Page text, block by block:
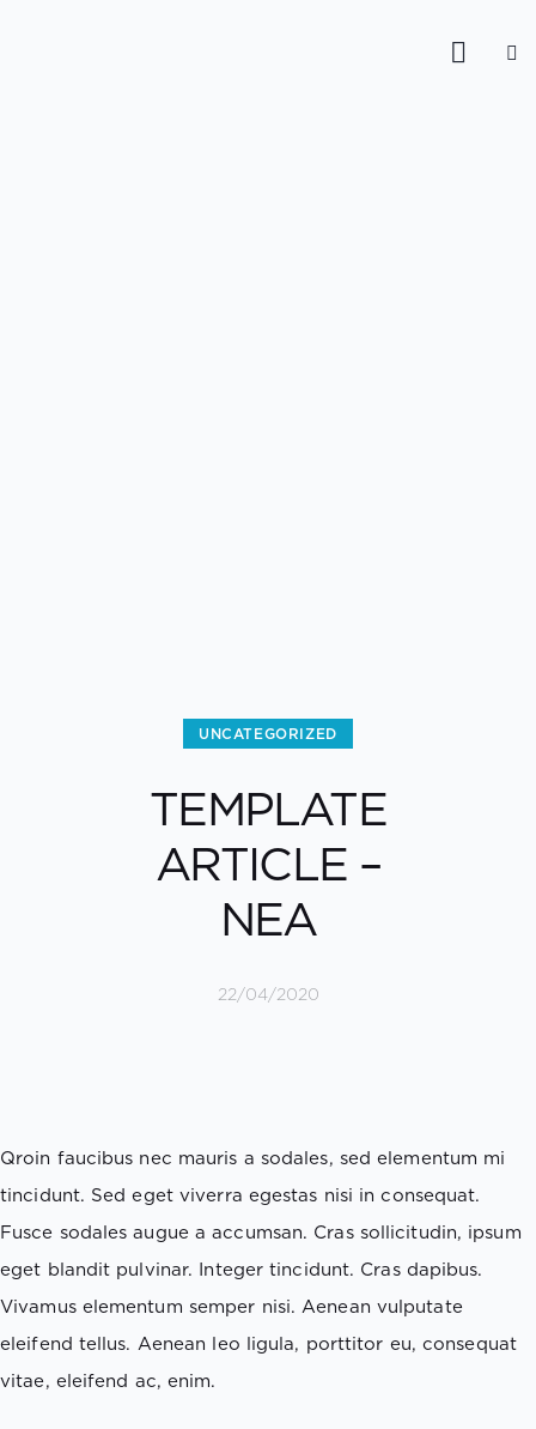
UNCATEGORIZED
TEMPLATE
ARTICLE –
NEA
22/04/2020
Qroin faucibus nec mauris a sodales, sed elementum mi
tincidunt. Sed eget viverra egestas nisi in consequat.
Fusce sodales augue a accumsan. Cras sollicitudin, ipsum
eget blandit pulvinar. Integer tincidunt. Cras dapibus.
Vivamus elementum semper nisi. Aenean vulputate
eleifend tellus. Aenean leo ligula, porttitor eu, consequat
vitae, eleifend ac, enim.